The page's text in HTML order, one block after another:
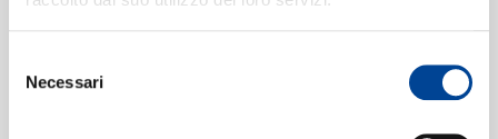
delNecessari
eine Farce"